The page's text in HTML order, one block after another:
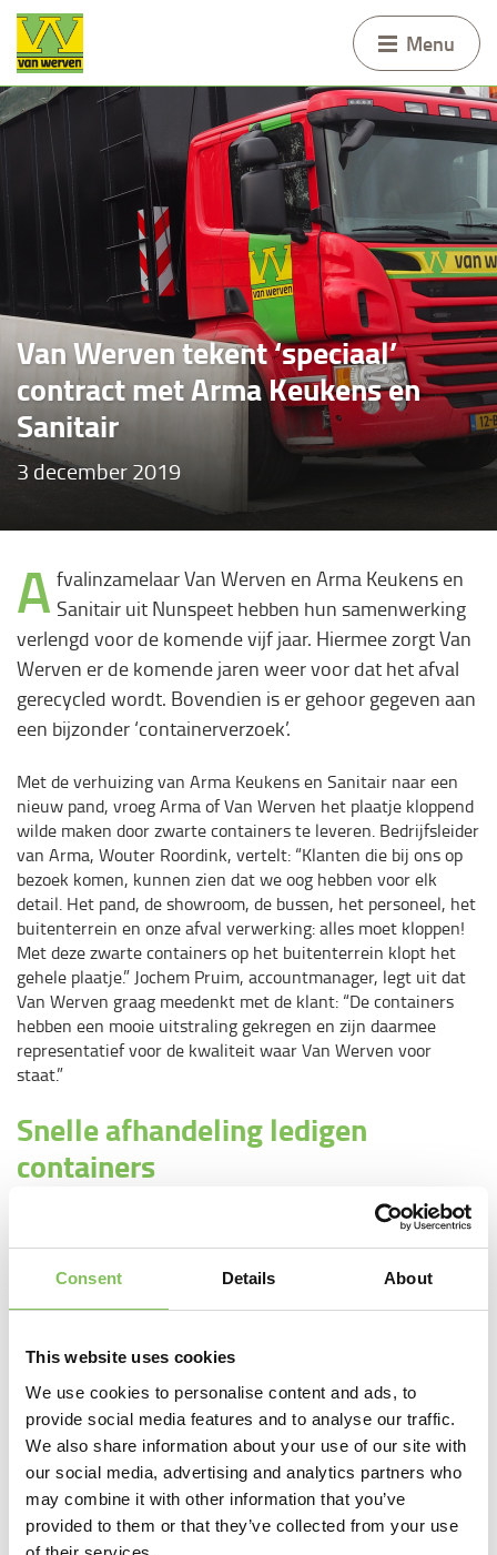
Consent Details About
This website uses cookies
We use cookies to personalise content and ads, to
provide social media features and to analyse our traffic.
We also share information about your use of our site with
our social media, advertising and analytics partners who
may combine it with other information that you’ve
provided to them or that they’ve collected from your use
Menu
Van Werven tekent ‘speciaal’
contract met Arma Keukens en
Sanitair
3 december 2019
A fvalinzamelaar Van Werven en Arma Keukens en
Sanitair uit Nunspeet hebben hun samenwerking
verlengd voor de komende vijf jaar. Hiermee zorgt Van
Werven er de komende jaren weer voor dat het afval
gerecycled wordt. Bovendien is er gehoor gegeven aan
een bijzonder ‘containerverzoek’.
Met de verhuizing van Arma Keukens en Sanitair naar een
nieuw pand, vroeg Arma of Van Werven het plaatje kloppend
wilde maken door zwarte containers te leveren. Bedrijfsleider
van Arma, Wouter Roordink, vertelt: “Klanten die bij ons op
bezoek komen, kunnen zien dat we oog hebben voor elk
detail. Het pand, de showroom, de bussen, het personeel, het
buitenterrein en onze afval verwerking: alles moet kloppen!
Met deze zwarte containers op het buitenterrein klopt het
gehele plaatje.” Jochem Pruim, accountmanager, legt uit dat
Van Werven graag meedenkt met de klant: “De containers
hebben een mooie uitstraling gekregen en zijn daarmee
representatief voor de kwaliteit waar Van Werven voor
staat.”
Snelle afhandeling ledigen
containers
Arma Keukens en Sanitair heeft speciaal voor de 40m3
container een put laten aanleggen waar deze in geplaatst
wordt. Op deze manier kan de container makkelijk gevuld
worden. Eind deze week verhuist Arma. Als de verhuizing
goed verloopt, is komend weekend alles in orde voor de
samenwerking. Roordink: “Al jaren hebben we een goede
onze magazijnmedewerkers en het kantoorpersoneel en de
chauffeurs van Van Werven. Als er een aanvraag is voor
lediging van de containers wordt er snel gehandeld.
Bovendien wordt er door Van Werven goed meegedacht om
het afval op een juiste manier te sorteren en af te voeren.
Wij vinden het belangrijk dat onze restproducten,
grondstoffen voor anderen zijn.”